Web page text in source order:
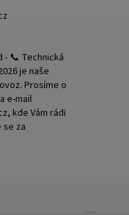
- 📞 Technická
je naše
Prosíme o
e-mail
kde Vám rádi
se za